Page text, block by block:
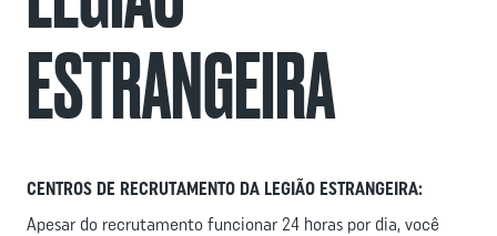
ESTRANGEIRA
CENTROS DE RECRUTAMENTO DA LEGIÃO ESTRANGEIRA:
Apesar do recrutamento funcionar 24 horas por dia, você